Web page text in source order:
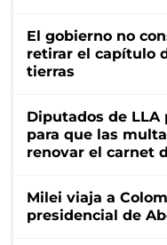
El gobierno no
retirar el capítulo
tierras
Diputados de
para que las
renovar el carnet
Milei viaja a
presidencial de